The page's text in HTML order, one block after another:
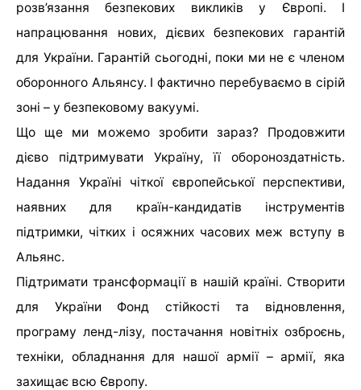
розв’язання безпекових викликів у Європі. І
напрацювання нових, дієвих безпекових гарантій
для України. Гарантій сьогодні, поки ми не є членом
оборонного Альянсу. І фактично перебуваємо в сірій
зоні – у безпековому вакуумі.
Що ще ми можемо зробити зараз? Продовжити
дієво підтримувати Україну, її обороноздатність.
Надання Україні чіткої європейської перспективи,
наявних для країн-кандидатів інструментів
підтримки, чітких і осяжних часових меж вступу в
Альянс.
Підтримати трансформації в нашій країні. Створити
для України Фонд стійкості та відновлення,
програму ленд-лізу, постачання новітніх озброєнь,
техніки, обладнання для нашої армії – армії, яка
захищає всю Європу.